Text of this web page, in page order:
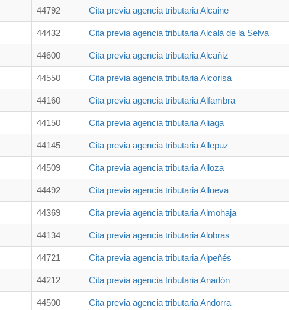
44792 Cita previa agencia tributaria Alcaine
44432 Cita previa agencia tributaria Alcalá de la Selva
44600 Cita previa agencia tributaria Alcañiz
44550 Cita previa agencia tributaria Alcorisa
44160 Cita previa agencia tributaria Alfambra
44150 Cita previa agencia tributaria Aliaga
44145 Cita previa agencia tributaria Allepuz
44509 Cita previa agencia tributaria Alloza
44492 Cita previa agencia tributaria Allueva
44369 Cita previa agencia tributaria Almohaja
44134 Cita previa agencia tributaria Alobras
44721 Cita previa agencia tributaria Alpeñés
44212 Cita previa agencia tributaria Anadón
44500 Cita previa agencia tributaria Andorra